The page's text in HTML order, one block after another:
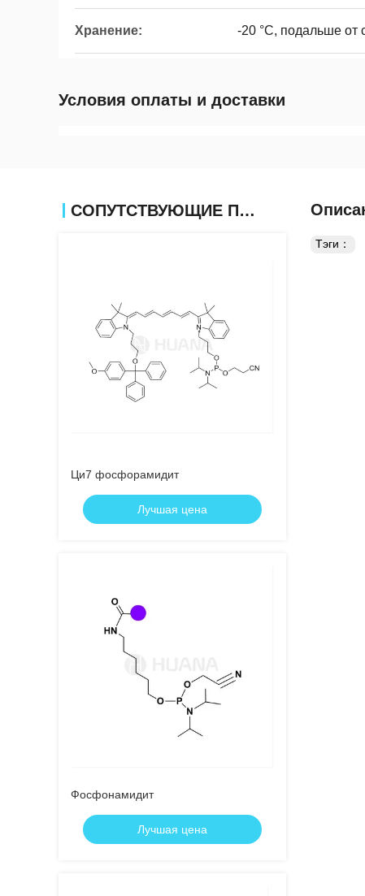
Хранение: -20 °C, подальше от
Условия оплаты и доставки
СОПУТСТВУЮЩИЕ ПРОДУКТЫ
Ци7 фосфорамидит
Лучшая цена
Фосфонамидит
Лучшая цена
Тэги：